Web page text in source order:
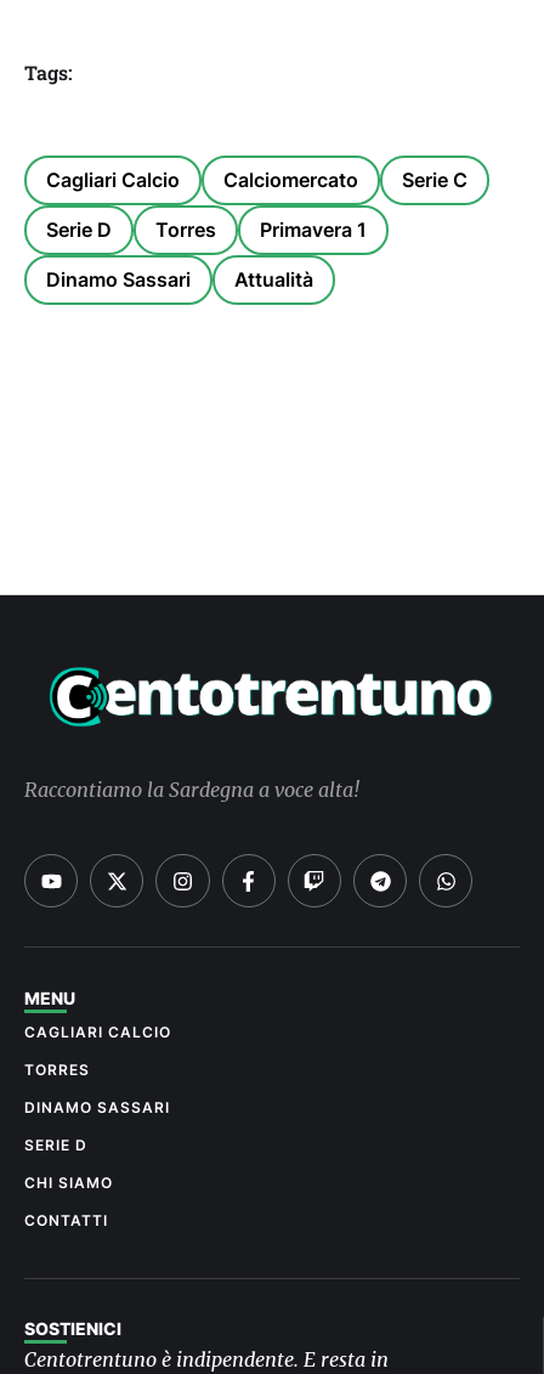
Tags:
Cagliari Calcio Calciomercato Serie C
Serie D Torres Primavera 1
Dinamo Sassari Attualità
Raccontiamo la Sardegna a voce alta!
MENU
CAGLIARI CALCIO
TORRES
DINAMO SASSARI
SERIE D
CHI SIAMO
CONTATTI
SOSTIENICI
Centotrentuno è indipendente. E resta in